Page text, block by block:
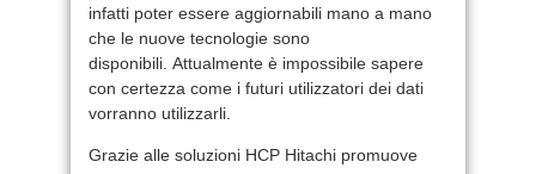
infatti poter essere aggiornabili mano a mano
che le nuove tecnologie sono
disponibili. Attualmente è impossibile sapere
con certezza come i futuri utilizzatori dei dati
vorranno utilizzarli.
Grazie alle soluzioni HCP Hitachi promuove